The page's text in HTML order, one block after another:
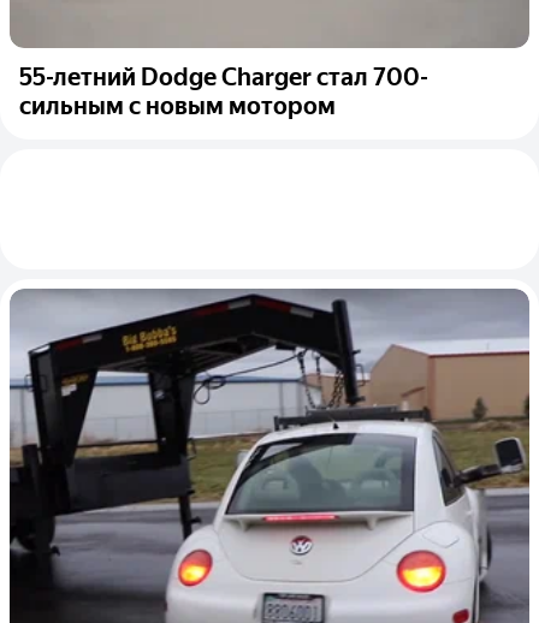
55-летний Dodge Charger стал 700-
сильным с новым мотором